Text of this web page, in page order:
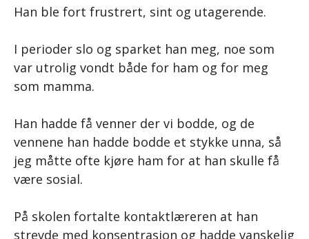
Han ble fort frustrert, sint og utagerende.
I perioder slo og sparket han meg, noe som
var utrolig vondt både for ham og for meg
som mamma.
Han hadde få venner der vi bodde, og de
vennene han hadde bodde et stykke unna, så
jeg måtte ofte kjøre ham for at han skulle få
være sosial.
På skolen fortalte kontaktlæreren at han
strevde med konsentrasjon og hadde vanskelig